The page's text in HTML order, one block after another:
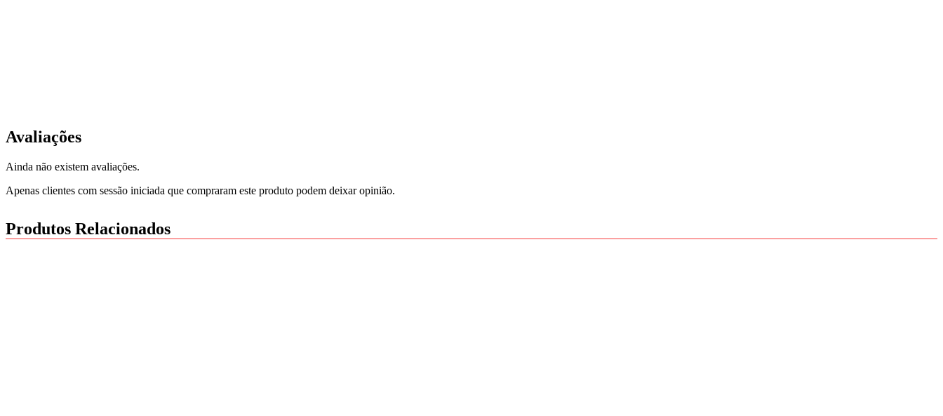
Avaliações
Ainda não existem avaliações.
Apenas clientes com sessão iniciada que compraram este produto podem deixar opinião.
Produtos Relacionados